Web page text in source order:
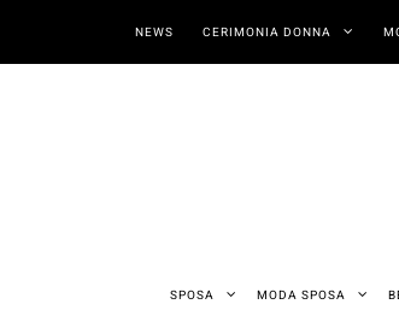
NEWS CERIMONIA DONNA
SPOSA MODA SPOSA